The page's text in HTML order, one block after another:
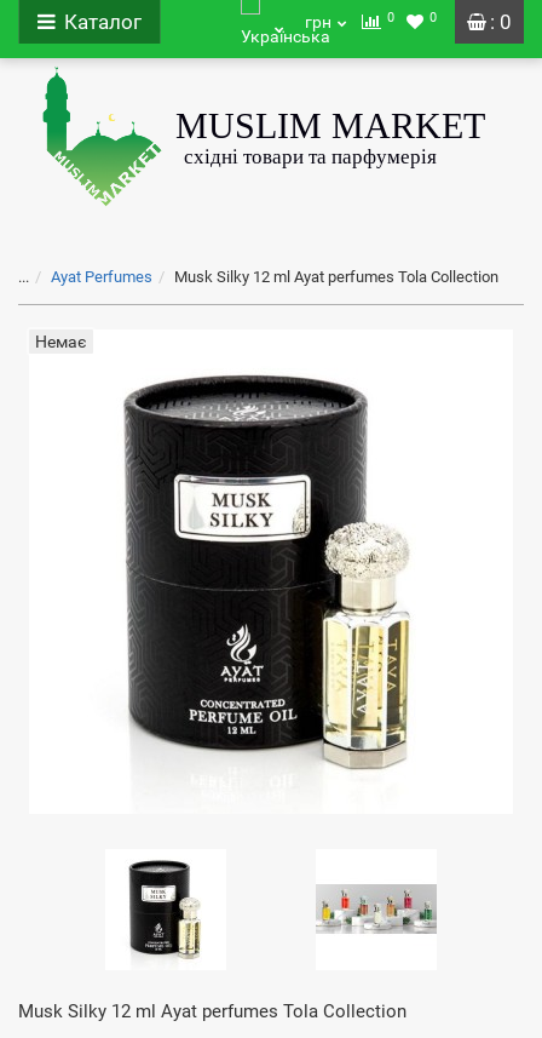
: 0
Каталог грн 0 0
... Ayat Perfumes Musk Silky 12 ml Ayat perfumes Tola Collection
Немає
Musk Silky 12 ml Ayat perfumes Tola Collection